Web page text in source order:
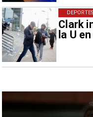
Clark
la U
DEPORTES